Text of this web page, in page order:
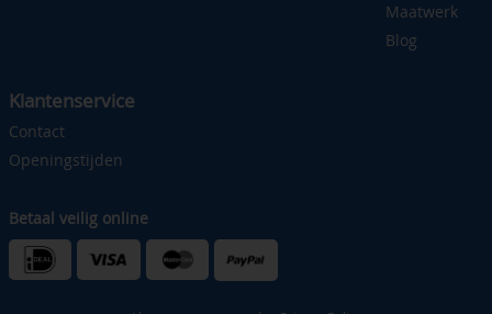
Maatwerk
Blog
Klantenservice
Contact
Openingstijden
Betaal veilig online